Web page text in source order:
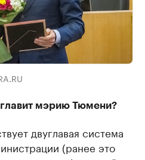
мэрию Тюмени?
двуглавая система
(ранее это